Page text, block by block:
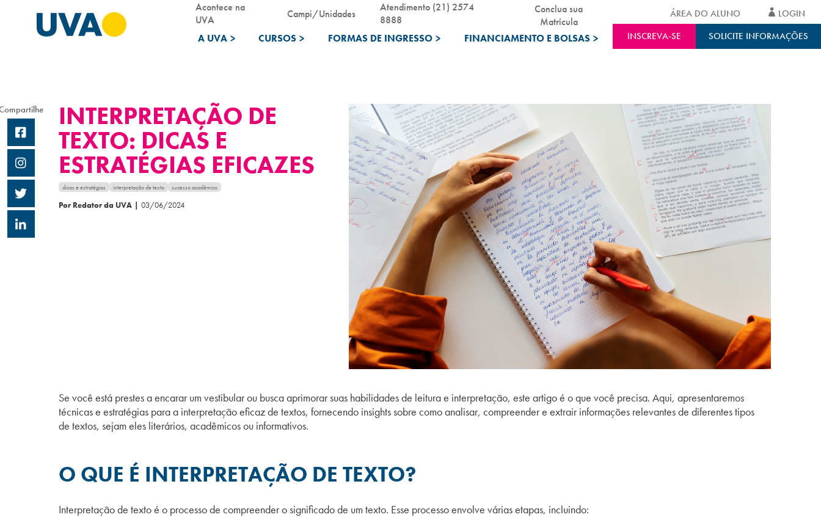
A UVA > CURSOS > FORMAS DE INGRESSO > FINANCIAMENTO E BOLSAS >
Acontece na
UVA
Campi/Unidades
Atendimento (21) 2574
8888
Conclua sua
Matrícula
INSCREVA-SE SOLICITE INFORMAÇÕES
ÁREA DO ALUNO LOGIN
INTERPRETAÇÃO DE
TEXTO: DICAS E
ESTRATÉGIAS EFICAZES
dicas e estratégias interpretação de texto sucesso acadêmico
Por Redator da UVA | 03/06/2024
Se você está prestes a encarar um vestibular ou busca aprimorar suas habilidades de leitura e interpretação, este artigo é o que você precisa. Aqui, apresentaremos
técnicas e estratégias para a interpretação eficaz de textos, fornecendo insights sobre como analisar, compreender e extrair informações relevantes de diferentes tipos
de textos, sejam eles literários, acadêmicos ou informativos.
O QUE É INTERPRETAÇÃO DE TEXTO?
Interpretação de texto é o processo de compreender o significado de um texto. Esse processo envolve várias etapas, incluindo: